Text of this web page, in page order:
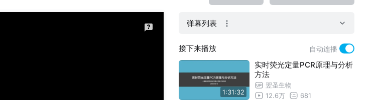
弹幕列表
接下来播放 自动连播
1:31:32
实时荧光定量PCR原理与分析
方法
翌圣生物
12.6万
681